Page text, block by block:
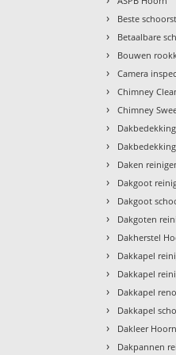
› Beste
› Betaalbare
› Bouwen
› Camera
› Chimney
› Chimney
›
›
› Daken
› Dakgoot
› Dakgoot
› Dakgoten
› Dakherstel
› Dakkapel
› Dakkapel
› Dakkapel
› Dakkapel
› Dakleer Hoorn
› Dakpannen